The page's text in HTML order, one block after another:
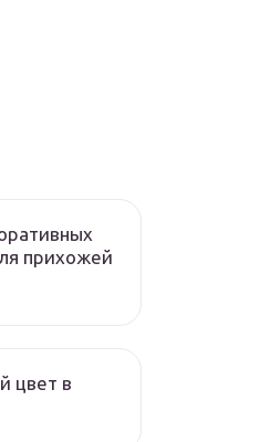
прихожей
цвет в